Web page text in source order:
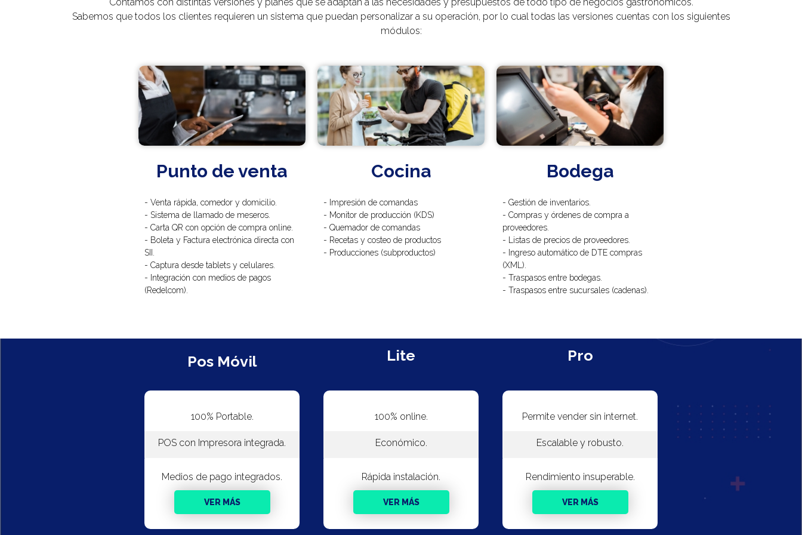
Sabemos que todos los clientes requieren un sistema que puedan personalizar a su operación, por lo cual todas las versiones cuentas con los siguientes
módulos:
Punto de venta
- Venta rápida, comedor y domicilio.
- Sistema de llamado de meseros.
- Carta QR con opción de compra online.
- Boleta y Factura electrónica directa con
SII.
- Captura desde tablets y celulares.
- Integración con medios de pagos
(Redelcom).
Cocina
- Impresión de comandas
- Monitor de producción (KDS)
- Quemador de comandas
- Recetas y costeo de productos
- Producciones (subproductos)
Bodega
- Gestión de inventarios.
- Compras y órdenes de compra a
proveedores.
- Listas de precios de proveedores.
- Ingreso automático de DTE compras
(XML).
- Traspasos entre bodegas.
- Traspasos entre sucursales (cadenas).
Pos Móvil
100% Portable.
POS con Impresora integrada.
Medios de pago integrados.
VER MÁS
Lite
100% online.
Económico.
Rápida instalación.
VER MÁS
Pro
Permite vender sin internet.
Escalable y robusto.
Rendimiento insuperable.
VER MÁS